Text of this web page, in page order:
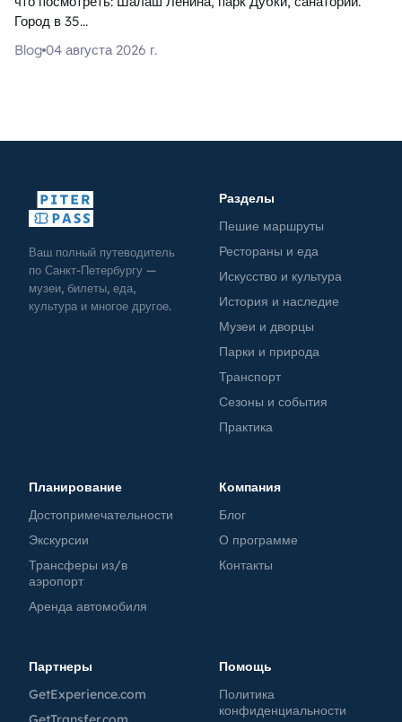
Город в 35...
Blog 04 августа 2026 г.
Ваш полный путеводитель
по Санкт-Петербургу —
музеи, билеты, еда,
культура и многое другое.
Разделы
Пешие маршруты
Рестораны и еда
Искусство и культура
История и наследие
Музеи и дворцы
Парки и природа
Транспорт
Сезоны и события
Практика
Планирование
Достопримечательности
Экскурсии
Трансферы из/в
аэропорт
Аренда автомобиля
Компания
Блог
О программе
Контакты
Партнеры
GetExperience.com
Помощь
Политика
конфиденциальности